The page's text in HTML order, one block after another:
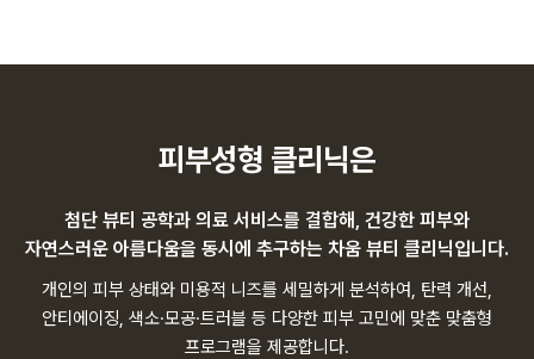
피부성형 클리닉은
첨단 뷰티 공학과 의료 서비스를 결합해, 건강한 피부와
자연스러운 아름다움을 동시에 추구하는 차움 뷰티 클리닉입니다.
개인의 피부 상태와 미용적 니즈를 세밀하게 분석하여, 탄력 개선,
안티에이징, 색소·모공·트러블 등 다양한 피부 고민에 맞춘 맞춤형
프로그램을 제공합니다.